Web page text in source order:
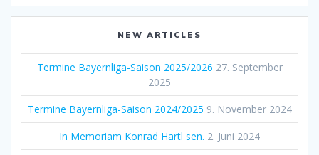
NEW ARTICLES
Termine Bayernliga-Saison 2025/2026 27. September
2025
Termine Bayernliga-Saison 2024/2025 9. November 2024
In Memoriam Konrad Hartl sen. 2. Juni 2024